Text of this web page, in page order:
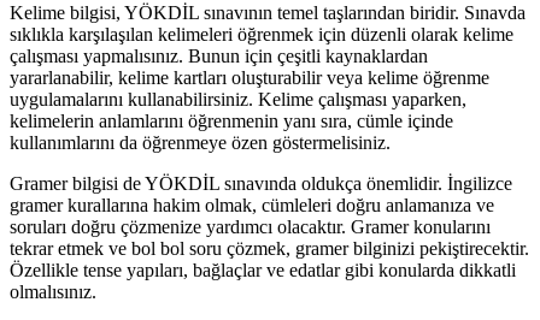
Kelime bilgisi, YÖKDİL sınavının temel taşlarından biridir. Sınavda
sıklıkla karşılaşılan kelimeleri öğrenmek için düzenli olarak kelime
çalışması yapmalısınız. Bunun için çeşitli kaynaklardan
yararlanabilir, kelime kartları oluşturabilir veya kelime öğrenme
uygulamalarını kullanabilirsiniz. Kelime çalışması yaparken,
kelimelerin anlamlarını öğrenmenin yanı sıra, cümle içinde
kullanımlarını da öğrenmeye özen göstermelisiniz.
Gramer bilgisi de YÖKDİL sınavında oldukça önemlidir. İngilizce
gramer kurallarına hakim olmak, cümleleri doğru anlamanıza ve
soruları doğru çözmenize yardımcı olacaktır. Gramer konularını
tekrar etmek ve bol bol soru çözmek, gramer bilginizi pekiştirecektir.
Özellikle tense yapıları, bağlaçlar ve edatlar gibi konularda dikkatli
olmalısınız.